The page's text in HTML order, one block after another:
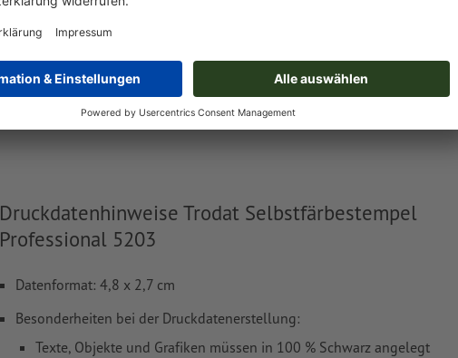
Druckdatenhinweise Trodat Selbstfärbestempel
Professional 5203
Datenformat: 4,8 x 2,7 cm
Besonderheiten bei der Druckdatenerstellung:
Texte, Objekte und Grafiken müssen in 100 % Schwarz angelegt